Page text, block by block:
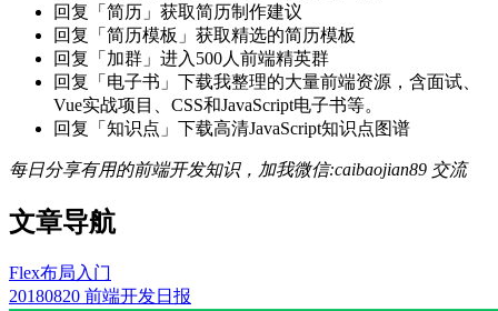
回复「简历」获取简历制作建议
回复「简历模板」获取精选的简历模板
回复「加群」进入500人前端精英群
回复「电子书」下载我整理的大量前端资源，含面试、
Vue实战项目、CSS和JavaScript电子书等。
回复「知识点」下载高清JavaScript知识点图谱
每日分享有用的前端开发知识，加我微信:caibaojian89 交流
文章导航
Flex布局入门
20180820 前端开发日报